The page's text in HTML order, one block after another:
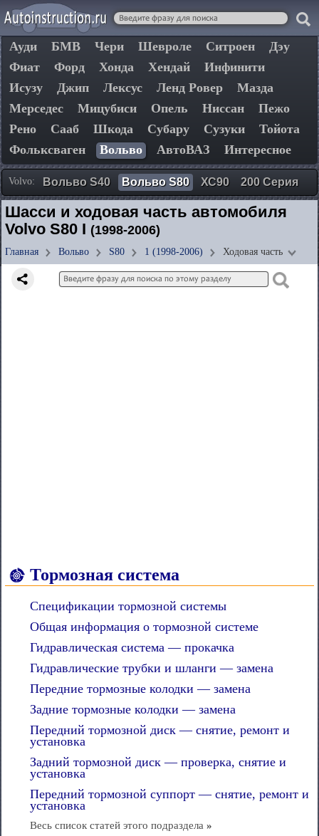
Ауди БМВ Чери Шевроле Ситроен
Дэу
Фиат
Форд Хонда Хендай
Инфинити
Исузу
Джип Лексус Ленд Ровер
Мазда
Мерседес
Мицубиси Опель Ниссан
Пежо
Рено
Сааб Шкода Субару Сузуки
Тойота
Фольксваген
Вольво АвтоВАЗ Интересное
Volvo: Вольво S40 Вольво S80 ХС90 200 Серия
Шасси и ходовая часть автомобиля
Volvo S80 I (1998-2006)
Главная Вольво S80 1 (1998-2006) Ходовая часть
Тормозная система
Спецификации тормозной системы
Общая информация о тормозной системе
Гидравлическая система — прокачка
Гидравлические трубки и шланги — замена
Передние тормозные колодки — замена
Задние тормозные колодки — замена
Передний тормозной диск — снятие, ремонт и
установка
Задний тормозной диск — проверка, снятие и
установка
Передний тормозной суппорт — снятие, ремонт и
установка
Весь список статей этого подраздела »